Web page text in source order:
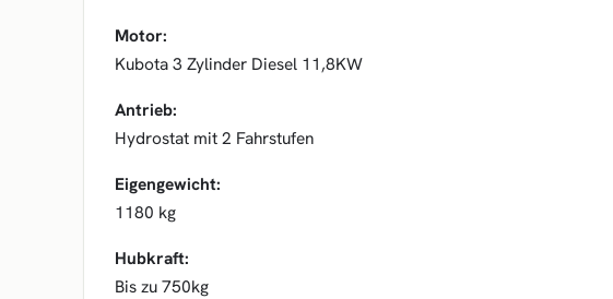
Motor:
Kubota 3 Zylinder Diesel 11,8KW
Antrieb:
Hydrostat mit 2 Fahrstufen
Eigengewicht:
1180 kg
Hubkraft:
Bis zu 750kg